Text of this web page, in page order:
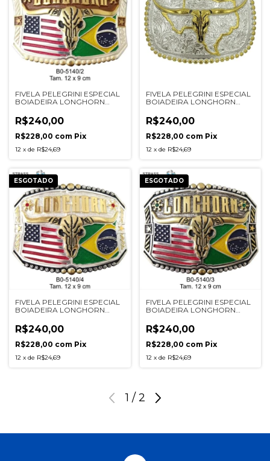
FIVELA PELEGRINI ESPECIAL
BOIADEIRA LONGHORN
R$240,00
R$228,00 com Pix
12 x de R$24,69
FIVELA PELEGRINI ESPECIAL
BOIADEIRA LONGHORN
R$240,00
R$228,00 com Pix
12 x de R$24,69
ESGOTADO
FIVELA PELEGRINI ESPECIAL
BOIADEIRA LONGHORN
R$240,00
R$228,00 com Pix
12 x de R$24,69
ESGOTADO
FIVELA PELEGRINI ESPECIAL
BOIADEIRA LONGHORN
R$240,00
R$228,00 com Pix
12 x de R$24,69
1 / 2